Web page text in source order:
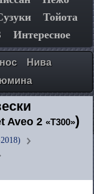
Тойота
Интересное
Нива
Aveo 2 «T300»)